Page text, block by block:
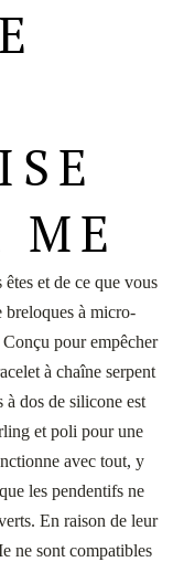
ME
et de ce que vous
breloques à micro-
Conçu pour empêcher
à chaîne serpent
à dos de silicone est
et poli pour une
avec tout, y
les pendentifs ne
En raison de leur
ne sont compatibles